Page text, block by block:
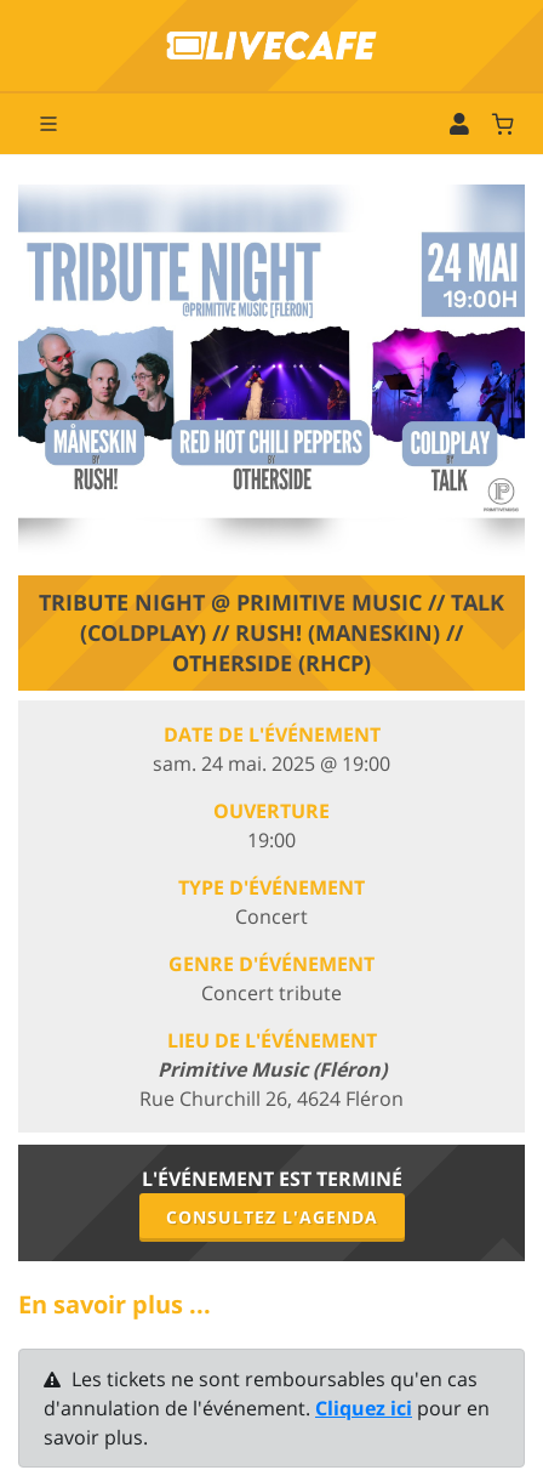
TRIBUTE NIGHT @ PRIMITIVE MUSIC // TALK
(COLDPLAY) // RUSH! (MANESKIN) //
OTHERSIDE (RHCP)
DATE DE L'ÉVÉNEMENT
sam. 24 mai. 2025 @ 19:00
OUVERTURE
19:00
TYPE D'ÉVÉNEMENT
Concert
GENRE D'ÉVÉNEMENT
Concert tribute
LIEU DE L'ÉVÉNEMENT
Primitive Music (Fléron)
Rue Churchill 26, 4624 Fléron
L'ÉVÉNEMENT EST TERMINÉ
CONSULTEZ L'AGENDA
En savoir plus ...
Les tickets ne sont remboursables qu'en cas
d'annulation de l'événement. Cliquez ici pour en
savoir plus.